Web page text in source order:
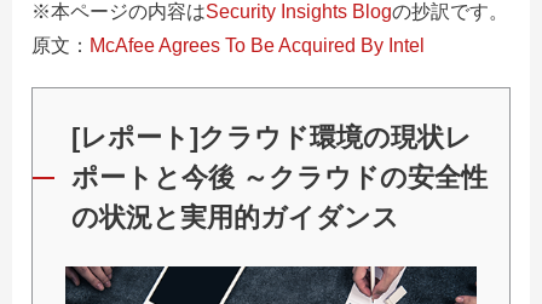
※本ページの内容はSecurity Insights Blogの抄訳です。
原文： McAfee Agrees To Be Acquired By Intel
[レポート]クラウド環境の現状レ
ポートと今後 ～クラウドの安全性
の状況と実用的ガイダンス